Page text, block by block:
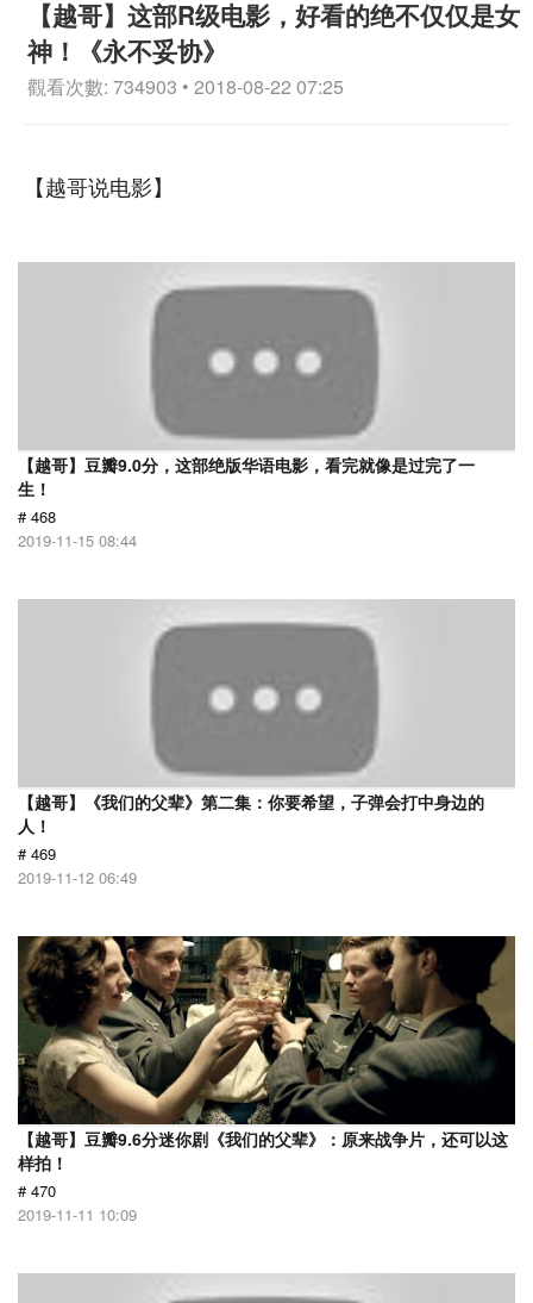
【越哥】这部R级电影，好看的绝不仅仅是女
神！《永不妥协》
觀看次數: 734903 • 2018-08-22 07:25
【越哥说电影】
【越哥】豆瓣9.0分，这部绝版华语电影，看完就像是过完了一
生！
# 468
2019-11-15 08:44
【越哥】《我们的父辈》第二集：你要希望，子弹会打中身边的
人！
# 469
2019-11-12 06:49
【越哥】豆瓣9.6分迷你剧《我们的父辈》：原来战争片，还可以这
样拍！
# 470
2019-11-11 10:09